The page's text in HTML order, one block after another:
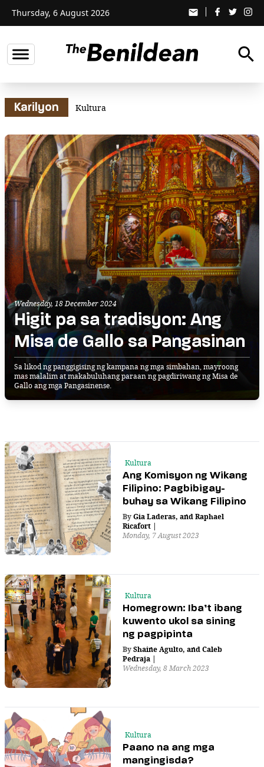
Thursday, 6 August 2026 email
search
Karilyon Kultura
Wednesday, 18 December 2024
Higit pa sa tradisyon: Ang
Misa de Gallo sa Pangasinan
Sa likod ng panggigising ng kampana ng mga simbahan, mayroong
mas malalim at makabuluhang paraan ng pagdiriwang ng Misa de
Gallo ang mga Pangasinense.
Kultura
Ang Komisyon ng Wikang
Filipino: Pagbibigay-
buhay sa Wikang Filipino
ByGia Laderas, andRaphael
Ricafort |
Monday, 7 August 2023
Kultura
Homegrown: Iba’t ibang
kuwento ukol sa sining
ng pagpipinta
ByShaine Agulto, andCaleb
Pedraja |
Wednesday, 8 March 2023
Kultura
Paano na ang mga
mangingisda?